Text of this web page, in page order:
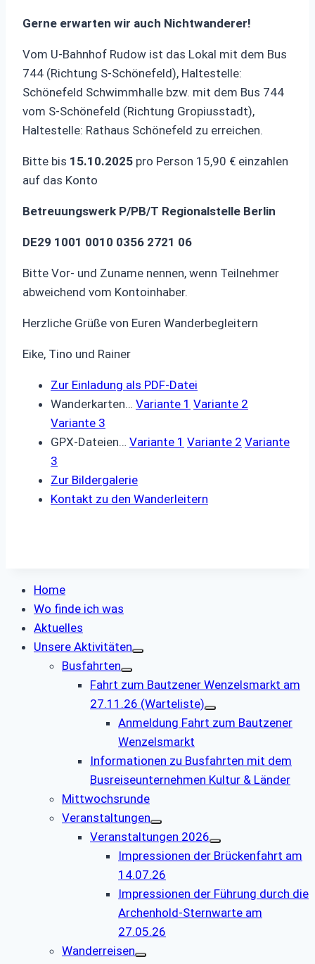
Gerne erwarten wir auch Nichtwanderer!
Vom U-Bahnhof Rudow ist das Lokal mit dem Bus
744 (Richtung S‑Schönefeld), Haltestelle:
Schönefeld Schwimmhalle bzw. mit dem Bus 744
vom S‑Schönefeld (Richtung Gropiusstadt),
Haltestelle: Rathaus Schönefeld zu erreichen.
Bitte bis 15.10.2025 pro Person 15,90 € einzahlen
auf das Konto
Betreuungswerk P/PB/T Regionalstelle Berlin
DE29 1001 0010 0356 2721 06
Bitte Vor- und Zuname nennen, wenn Teilnehmer
abweichend vom Kontoinhaber.
Herzliche Grüße von Euren Wanderbegleitern
Eike, Tino und Rainer
Zur Einladung als PDF-Datei
Wanderkarten… Variante 1 Variante 2
Variante 3
GPX-Dateien… Variante 1 Variante 2 Variante
3
Zur Bildergalerie
Kontakt zu den Wanderleitern
Home
Wo finde ich was
Aktuelles
Unsere Aktivitäten
Busfahrten
Fahrt zum Bautzener Wenzelsmarkt am
27.11.26 (Warteliste)
Anmeldung Fahrt zum Bautzener
Wenzelsmarkt
Informationen zu Busfahrten mit dem
Busreiseunternehmen Kultur & Länder
Mittwochsrunde
Veranstaltungen
Veranstaltungen 2026
Impressionen der Brückenfahrt am
14.07.26
Impressionen der Führung durch die
Archenhold-Sternwarte am
27.05.26
Wanderreisen